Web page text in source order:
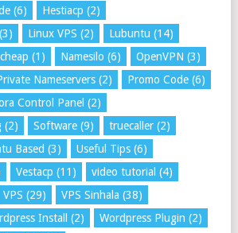
(6) Hestiacp (2)
Linux VPS (2) Lubuntu (14)
(1) Namesilo (6) OpenVPN (3)
Nameservers(2) Promo Code(6)
Control Panel (2)
(2) Software(9) truecaller(2)
Based (3) Useful Tips(6)
Vestacp (11) video tutorial (4)
VPS (29) VPS Sinhala (38)
Install (2) Wordpress Plugin (2)